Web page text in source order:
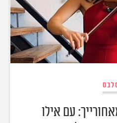
עם אילו